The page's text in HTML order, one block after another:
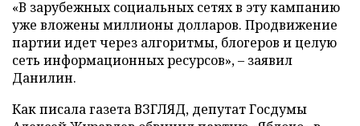
«В зарубежных социальных сетях в эту кампанию
уже вложены миллионы долларов. Продвижение
партии идет через алгоритмы, блогеров и целую
сеть информационных ресурсов», – заявил
Данилин.
Как писала газета ВЗГЛЯД, депутат Госдумы